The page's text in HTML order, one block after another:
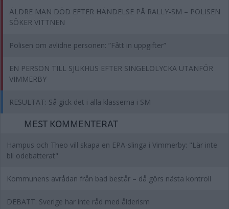
ÄLDRE MAN DÖD EFTER HÄNDELSE PÅ RALLY-SM – POLISEN
SÖKER VITTNEN
Polisen om avlidne personen: ”Fått in uppgifter”
EN PERSON TILL SJUKHUS EFTER SINGELOLYCKA UTANFÖR
VIMMERBY
RESULTAT: Så gick det i alla klasserna i SM
MEST KOMMENTERAT
Hampus och Theo vill skapa en EPA-slinga i Vimmerby: "Lär inte
bli odebatterat"
Kommunens avrådan från bad består – då görs nästa kontroll
DEBATT: Sverige har inte råd med ålderism